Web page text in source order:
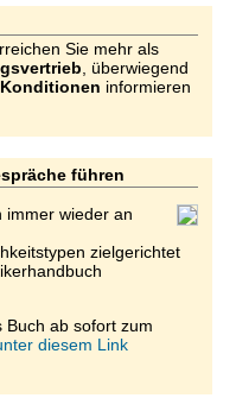
Sie mehr als
, überwiegend
Konditionen informieren
führen
immer wieder an
zielgerichtet
Buch ab sofort zum
diesem Link